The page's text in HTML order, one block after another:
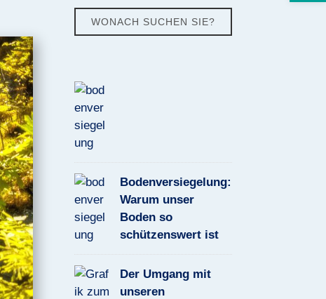
Bodenversiegelung:
Warum unser
Boden so
schützenswert ist
Der Umgang mit
unseren